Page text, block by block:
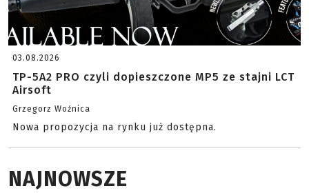
03.08.2026
TP-5A2 PRO czyli dopieszczone MP5 ze stajni LCT
Airsoft
Grzegorz Woźnica
Nowa propozycja na rynku już dostępna.
NAJNOWSZE